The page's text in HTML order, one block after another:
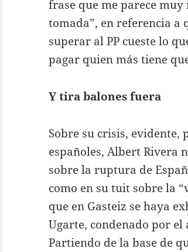
frase que me parece
tomada”, en referencia a
superar al PP cueste lo
pagar quien más tiene
Y tira balones fuera
Sobre su crisis,
españoles, Albert Rivera
sobre la ruptura de
como en su tuit sobre la
que en Gasteiz se haya
Ugarte, condenado por el
Partiendo de la base de